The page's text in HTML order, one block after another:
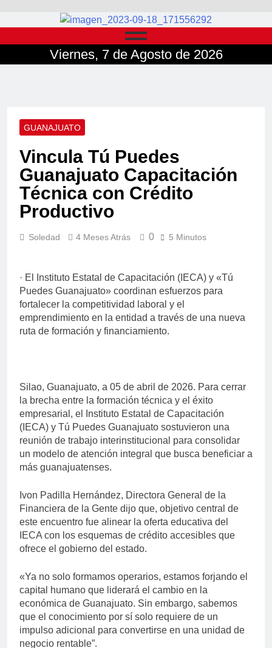
Viernes, 7 de Agosto de 2026
GUANAJUATO
Vincula Tú Puedes
Guanajuato Capacitación
Técnica con Crédito
Productivo
Soledad 4 Meses Atrás 0 5 Minutos
· El Instituto Estatal de Capacitación (IECA) y «Tú
Puedes Guanajuato» coordinan esfuerzos para
fortalecer la competitividad laboral y el
emprendimiento en la entidad a través de una nueva
ruta de formación y financiamiento.
Silao, Guanajuato, a 05 de abril de 2026. Para cerrar
la brecha entre la formación técnica y el éxito
empresarial, el Instituto Estatal de Capacitación
(IECA) y Tú Puedes Guanajuato sostuvieron una
reunión de trabajo interinstitucional para consolidar
un modelo de atención integral que busca beneficiar a
más guanajuatenses.
Ivon Padilla Hernández, Directora General de la
Financiera de la Gente dijo que, objetivo central de
este encuentro fue alinear la oferta educativa del
IECA con los esquemas de crédito accesibles que
ofrece el gobierno del estado.
«Ya no solo formamos operarios, estamos forjando el
capital humano que liderará el cambio en la
económica de Guanajuato. Sin embargo, sabemos
que el conocimiento por sí solo requiere de un
impulso adicional para convertirse en una unidad de
negocio rentable”.